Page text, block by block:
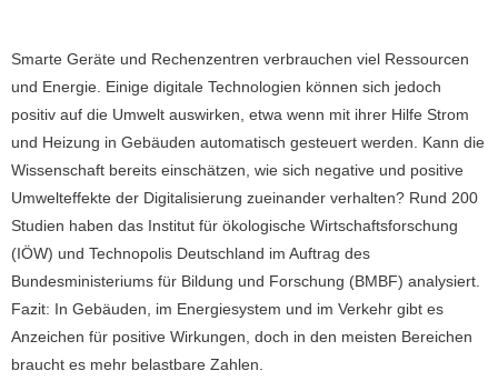
Smarte Geräte und Rechenzentren verbrauchen viel Ressourcen
und Energie. Einige digitale Technologien können sich jedoch
positiv auf die Umwelt auswirken, etwa wenn mit ihrer Hilfe Strom
und Heizung in Gebäuden automatisch gesteuert werden. Kann die
Wissenschaft bereits einschätzen, wie sich negative und positive
Umwelteffekte der Digitalisierung zueinander verhalten? Rund 200
Studien haben das Institut für ökologische Wirtschaftsforschung
(IÖW) und Technopolis Deutschland im Auftrag des
Bundesministeriums für Bildung und Forschung (BMBF) analysiert.
Fazit: In Gebäuden, im Energiesystem und im Verkehr gibt es
Anzeichen für positive Wirkungen, doch in den meisten Bereichen
braucht es mehr belastbare Zahlen.